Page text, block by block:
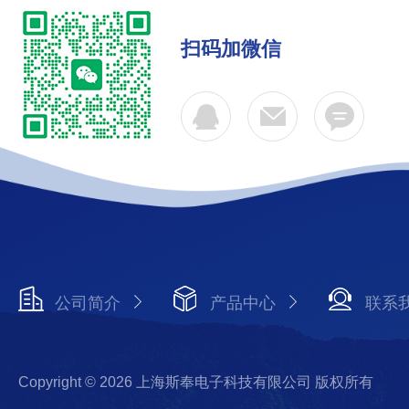
扫码加微信
公司简介 产品中心 联系
Copyright © 2026 上海斯奉电子科技有限公司 版权所有